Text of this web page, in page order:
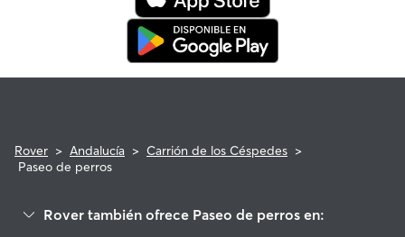
Rover > Andalucía > Carrión de los Céspedes >
Paseo de perros
Rover también ofrece Paseo de perros en: